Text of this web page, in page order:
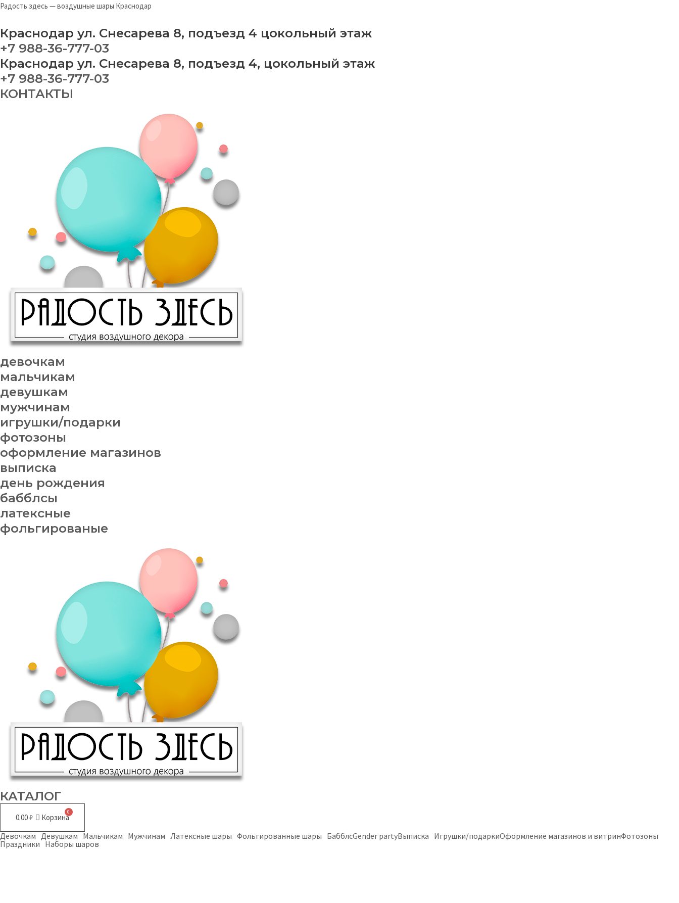
Перейти
содержимому
Радость здесь — воздушные шары Краснодар
Краснодар ул. Снесарева 8, подъезд 4 цокольный этаж
+7 988-36-777-03
Краснодар ул. Снесарева 8, подъезд 4, цокольный этаж
+7 988-36-777-03
КОНТАКТЫ
девочкам
мальчикам
девушкам
мужчинам
игрушки/подарки
фотозоны
оформление магазинов
выписка
день рождения
бабблсы
латексные
фольгированые
КАТАЛОГ
0.00₽ Корзина
Девочкам Девушкам Мальчикам Мужчинам Латексные шары Фольгированные шары БабблсGender partyВыписка Игрушки/подаркиОформление магазинов и витринФотозоны
Праздники Наборы шаров
quantity